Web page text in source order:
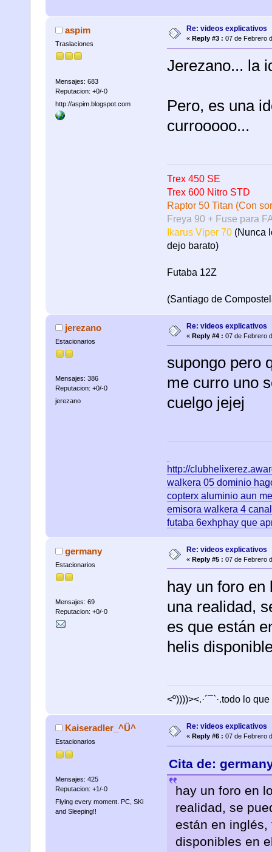
aspim
Traslaciones
Mensajes: 683
Reputacion: +0/-0
http://aspim.blogspot.com
Re: videos explicativos
« Reply #3 : 07 de Febrero
Jerezano... la
Pero, es una
currooooo...
Trex 450 SE
Trex 600 Nitro STD
Raptor 50 Titan (Con
Freya 90 + Fuse para
Ikarus Viper 70(Nunca
dejo barato)
Futaba 12Z
(Santiago de
jerezano
Estacionarios
Mensajes: 386
Reputacion: +0/-0
jerezano
Re: videos explicativos
« Reply #4 : 07 de Febrero
supongo pero
me curro uno
cuelgo jejej
http://
walkera 05 dominio
copterx aluminio aun
emisora walkera 4
futaba 6exhphay que
germany
Estacionarios
Mensajes: 69
Reputacion: +0/-0
Re: videos explicativos
« Reply #5 : 07 de Febrero
hay un foro
una realidad,
es que están
helis
<º))))><.·´¯`·.todo lo
Kaiseradler_^Ü^
Estacionarios
Mensajes: 425
Reputacion: +1/-0
Flying every moment. PC, SKi
and Sleeping!!
Re: videos explicativos
« Reply #6 : 07 de Febrero
Cita de:
hay un foro en
realidad, se
están en
disponibles en